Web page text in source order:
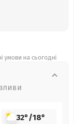
умови на сьогодні
32°/18°